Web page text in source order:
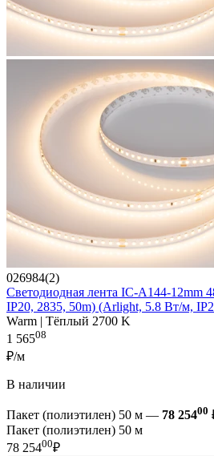
026984(2)
Светодиодная лента IC-A144-12mm
IP20, 2835, 50m) (Arlight, 5.8 Вт/м,
Warm | Тёплый 2700 K
1 56508
₽/м
В наличии
Пакет (полиэтилен) 50 м — 78 25400
Пакет (полиэтилен) 50 м
78 25400₽